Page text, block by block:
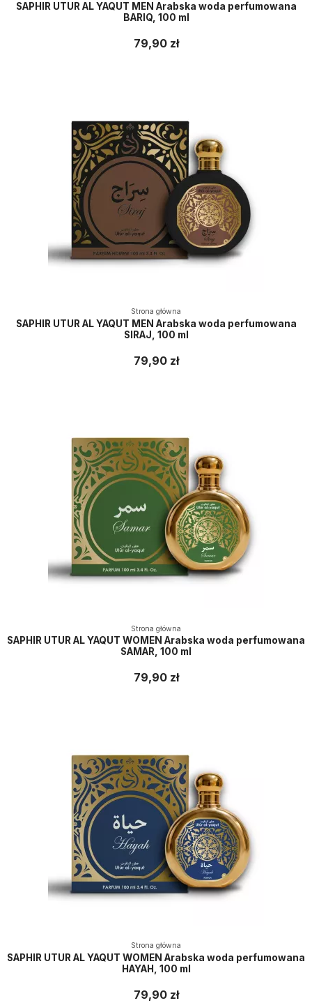
SAPHIR UTUR AL YAQUT MEN Arabska woda perfumowana
BARIQ, 100 ml
79,90 zł
Strona główna
SAPHIR UTUR AL YAQUT MEN Arabska woda perfumowana
SIRAJ, 100 ml
79,90 zł
Strona główna
SAPHIR UTUR AL YAQUT WOMEN Arabska woda perfumowana
SAMAR, 100 ml
79,90 zł
Strona główna
SAPHIR UTUR AL YAQUT WOMEN Arabska woda perfumowana
HAYAH, 100 ml
79,90 zł